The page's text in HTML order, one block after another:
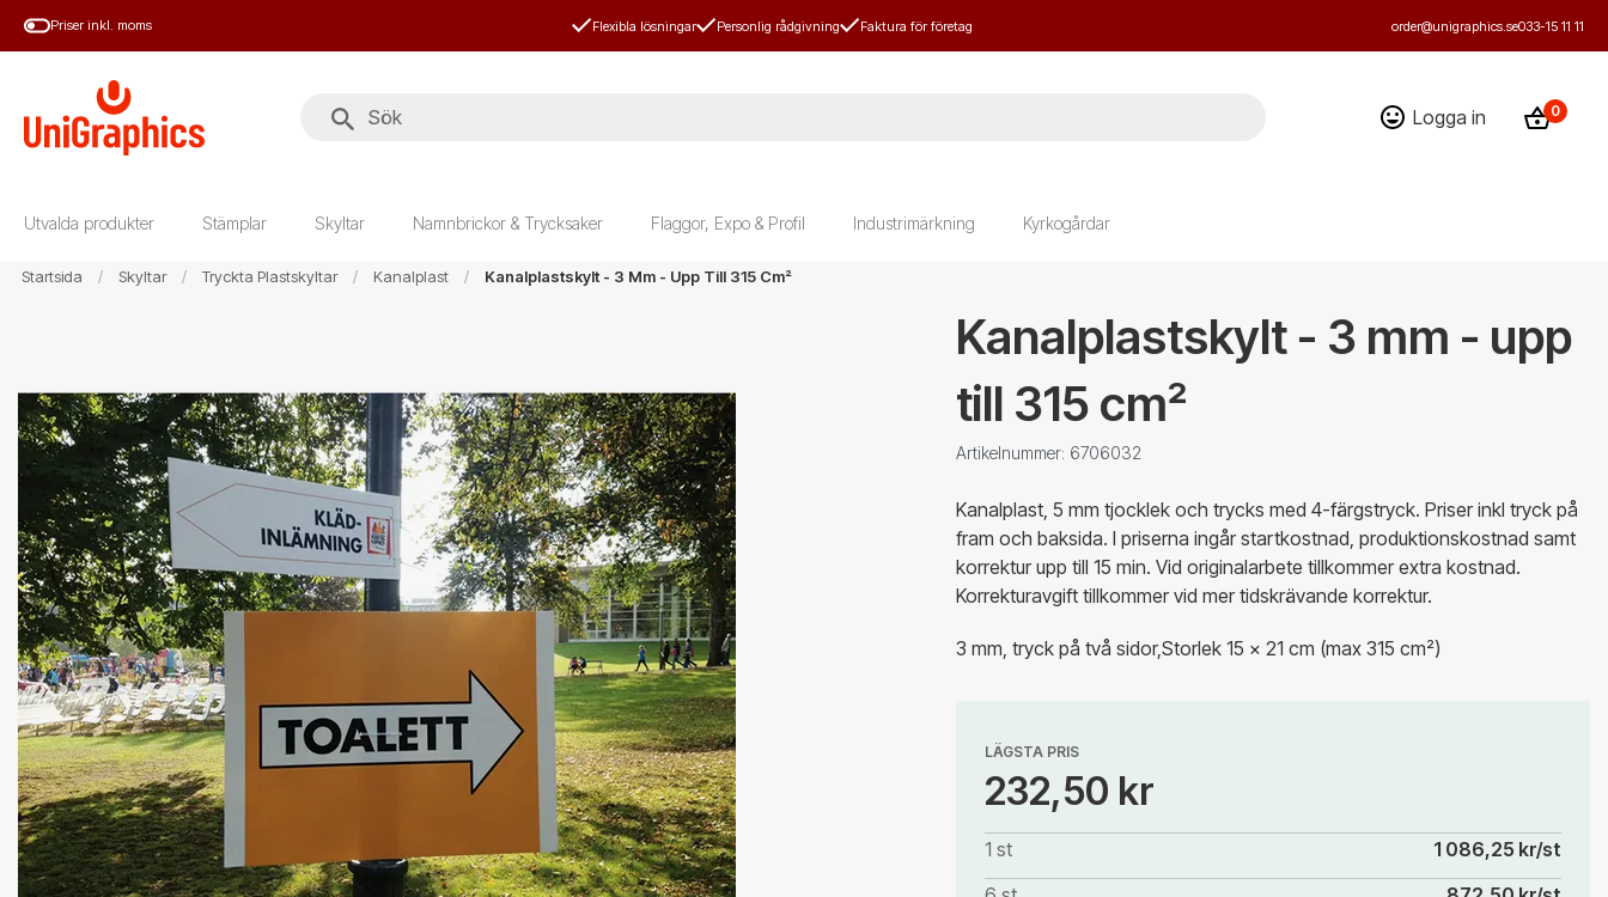
HoppaPriser inkl. moms Flexibla lösningar Personlig rådgivning Faktura för företag order@unigraphics.se033-15 11 11
Logga in 0
Utvalda produkter Stämplar Skyltar Namnbrickor & Trycksaker Flaggor, Expo & Profil Industrimärkning Kyrkogårdar
Startsida Skyltar Tryckta Plastskyltar Kanalplast Kanalplastskylt - 3 Mm - Upp Till 315 Cm²
Kanalplastskylt - 3 mm - upp
till 315 cm²
Artikelnummer: 6706032
Kanalplast, 5 mm tjocklek och trycks med 4-färgstryck. Priser inkl tryck på
fram och baksida. I priserna ingår startkostnad, produktionskostnad samt
korrektur upp till 15 min. Vid originalarbete tillkommer extra kostnad.
Korrekturavgift tillkommer vid mer tidskrävande korrektur.
3 mm, tryck på två sidor,Storlek 15 x 21 cm (max 315 cm²)
LÄGSTA PRIS
232,50 kr
1 st
1 086,25 kr/st